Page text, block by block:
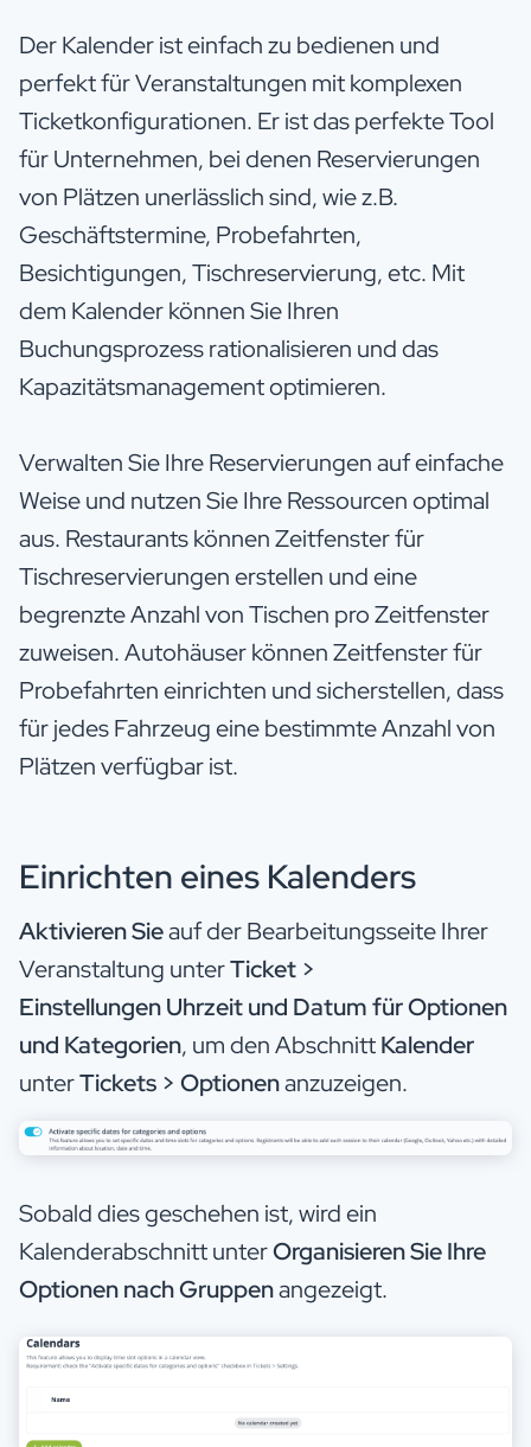
Der Kalender ist einfach zu bedienen und
perfekt für Veranstaltungen mit komplexen
Ticketkonfigurationen. Er ist das perfekte Tool
für Unternehmen, bei denen Reservierungen
von Plätzen unerlässlich sind, wie z.B.
Geschäftstermine, Probefahrten,
Besichtigungen, Tischreservierung, etc. Mit
dem Kalender können Sie Ihren
Buchungsprozess rationalisieren und das
Kapazitätsmanagement optimieren.
Verwalten Sie Ihre Reservierungen auf einfache
Weise und nutzen Sie Ihre Ressourcen optimal
aus. Restaurants können Zeitfenster für
Tischreservierungen erstellen und eine
begrenzte Anzahl von Tischen pro Zeitfenster
zuweisen. Autohäuser können Zeitfenster für
Probefahrten einrichten und sicherstellen, dass
für jedes Fahrzeug eine bestimmte Anzahl von
Plätzen verfügbar ist.
Einrichten eines Kalenders
Aktivieren Sieauf der Bearbeitungsseite Ihrer
Veranstaltung unterTicket >
EinstellungenUhrzeit und Datum für Optionen
und Kategorien, um den AbschnittKalender
unterTickets > Optionenanzuzeigen.
Sobald dies geschehen ist, wird ein
Kalenderabschnitt unterOrganisieren Sie Ihre
Optionen nach Gruppenangezeigt.